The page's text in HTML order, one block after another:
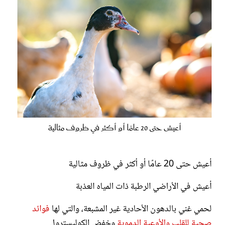
أعيش حتى 20 عامًا أو أكثر في ظروف مثالية
أعيش حتى 20 عامًا أو أكثر في ظروف مثالية
أعيش في الأراضي الرطبة ذات المياه العذبة
لحمي غني بالدهون الأحادية غير المشبعة، والتي لها فوائد